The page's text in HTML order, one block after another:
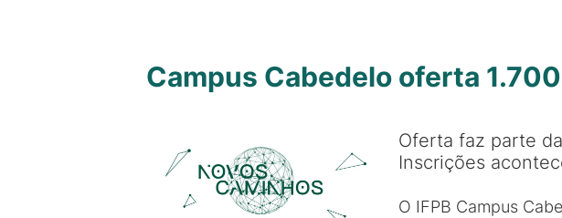
Campus Cabedelo oferta
Oferta faz parte
Inscrições
O IFPB Campus